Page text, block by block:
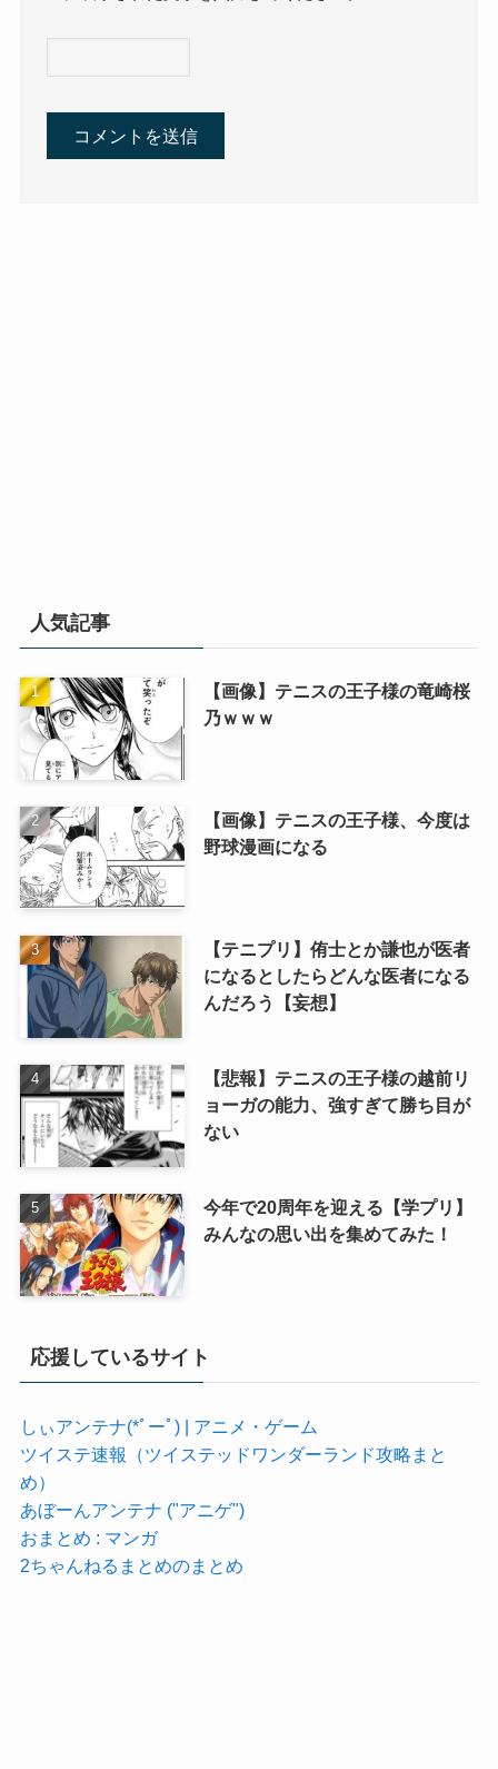
人気記事
【画像】テニスの王子様の竜崎桜
乃ｗｗｗ
【画像】テニスの王子様、今度は
野球漫画になる
【テニプリ】侑士とか謙也が医者
になるとしたらどんな医者になる
んだろう【妄想】
【悲報】テニスの王子様の越前リ
ョーガの能力、強すぎて勝ち目が
ない
今年で20周年を迎える【学プリ】
みんなの思い出を集めてみた！
応援しているサイト
しぃアンテナ(*ﾟーﾟ) | アニメ・ゲーム
ツイステ速報（ツイステッドワンダーランド攻略まと
め）
あぼーんアンテナ ("アニゲ")
おまとめ : マンガ
2ちゃんねるまとめのまとめ